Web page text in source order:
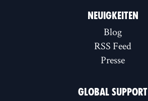
NEUIGKEITEN
Blog
RSS Feed
Presse
GLOBAL SUPPORT